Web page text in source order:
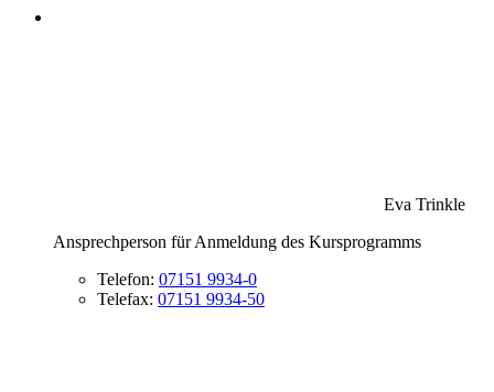
Eva Trinkle
Ansprechperson für Anmeldung des Kursprogramms
Telefon: 07151 9934-0
Telefax: 07151 9934-50